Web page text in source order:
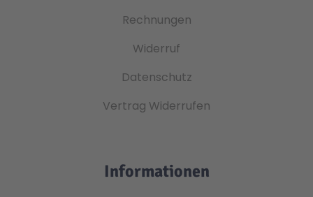
Rechnungen
Widerruf
Datenschutz
Vertrag Widerrufen
Informationen